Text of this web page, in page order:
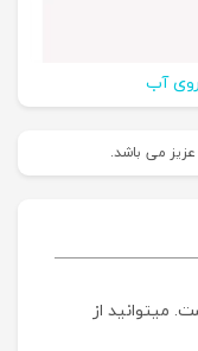
آب
می باشد.
می‍توانید از